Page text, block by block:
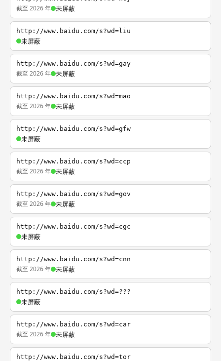
截至 2026 年 未屏蔽
http://www.baidu.com/s?wd=liu
未屏蔽
http://www.baidu.com/s?wd=gay
截至 2026 年 未屏蔽
http://www.baidu.com/s?wd=mao
截至 2026 年 未屏蔽
http://www.baidu.com/s?wd=gfw
未屏蔽
http://www.baidu.com/s?wd=ccp
截至 2026 年 未屏蔽
http://www.baidu.com/s?wd=gov
截至 2026 年 未屏蔽
http://www.baidu.com/s?wd=cgc
未屏蔽
http://www.baidu.com/s?wd=cnn
截至 2026 年 未屏蔽
http://www.baidu.com/s?wd=???
未屏蔽
http://www.baidu.com/s?wd=car
截至 2026 年 未屏蔽
http://www.baidu.com/s?wd=tor